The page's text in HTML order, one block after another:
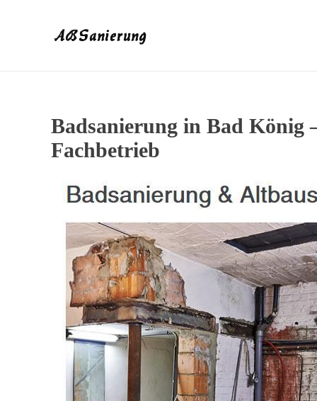
Badsanierung in Bad König
Fachbetrieb